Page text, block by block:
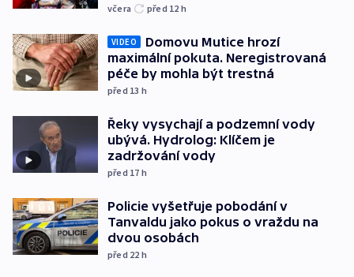
včera před 12 h
VIDEO
Domovu Mutice hrozí
maximální pokuta. Neregistrovaná
péče by mohla být trestná
před 13 h
Řeky vysychají a podzemní vody
ubývá. Hydrolog: Klíčem je
zadržování vody
před 17 h
Policie vyšetřuje pobodání v
Tanvaldu jako pokus o vraždu na
dvou osobách
před 22 h